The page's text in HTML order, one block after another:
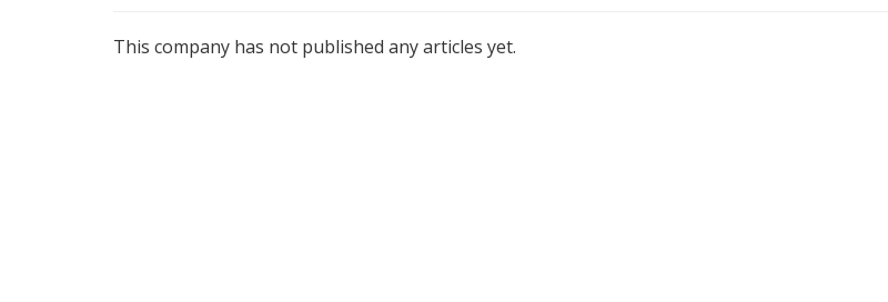
This company has not published any articles yet.